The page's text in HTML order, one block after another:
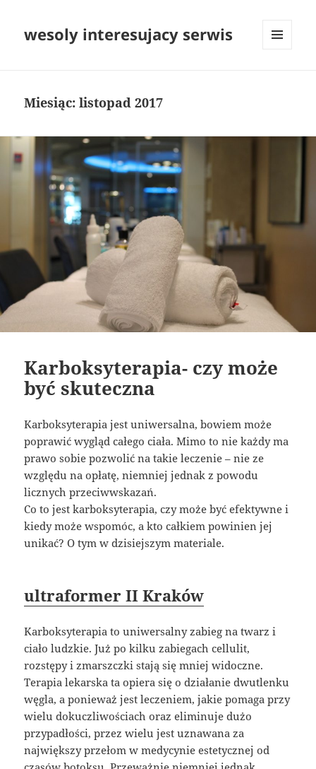
wesoly interesujacy serwis
Miesiąc:listopad 2017
Karboksyterapia- czy może
być skuteczna
Karboksyterapia jest uniwersalna, bowiem może
poprawić wygląd całego ciała. Mimo to nie każdy ma
prawo sobie pozwolić na takie leczenie – nie ze
względu na opłatę, niemniej jednak z powodu
licznych przeciwwskazań.
Co to jest karboksyterapia, czy może być efektywne i
kiedy może wspomóc, a kto całkiem powinien jej
unikać? O tym w dzisiejszym materiale.
ultraformer II Kraków
Karboksyterapia to uniwersalny zabieg na twarz i
ciało ludzkie. Już po kilku zabiegach cellulit,
rozstępy i zmarszczki stają się mniej widoczne.
Terapia lekarska ta opiera się o działanie dwutlenku
węgla, a ponieważ jest leczeniem, jakie pomaga przy
wielu dokuczliwościach oraz eliminuje dużo
przypadłości, przez wielu jest uznawana za
największy przełom w medycynie estetycznej od